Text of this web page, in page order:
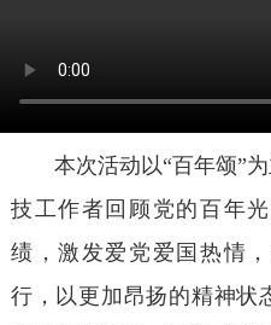
本次活动以“百年颂”为
技工作者回顾党的百年
绩，激发爱党爱国热情
行，以更加昂扬的精神状